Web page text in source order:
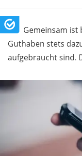
Gemeinsam ist
Guthaben stets
aufgebraucht sind.